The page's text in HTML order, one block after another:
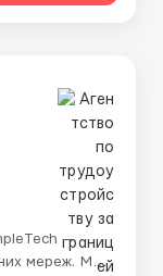
мереж. Ми